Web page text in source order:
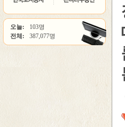
오늘:
103명
전체:
387,077명